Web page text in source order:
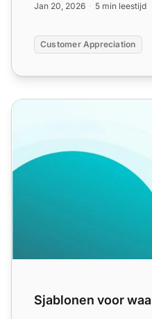
Jan 20, 2026 5 min leestijd
Customer Appreciation
Sjablonen voor waardering
Sjablonen voor